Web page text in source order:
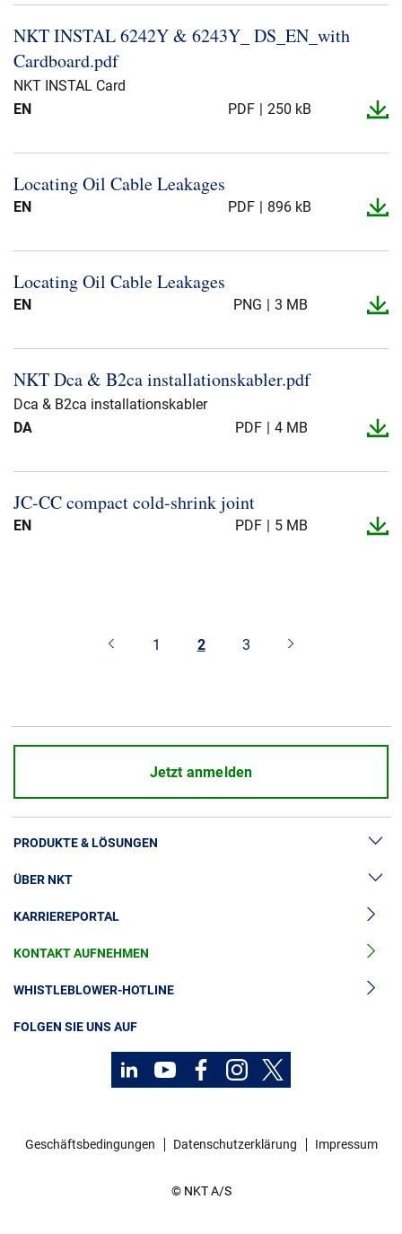
NKT INSTAL 6242Y & 6243Y_​ DS_​EN_​with
Cardboard.​pdf
NKT INSTAL Card
EN
PDF 250 kB
Locating Oil Cable Leakages
EN PDF 896 kB
Locating Oil Cable Leakages
EN PNG 3 MB
NKT Dca & B2ca installationskabler.​pdf
Dca & B2ca installationskabler
DA
PDF 4 MB
JC-​CC compact cold-​shrink joint
EN PDF 5 MB
1 2 3
Jetzt anmelden
PRODUKTE & LÖSUNGEN
Hochspannung
Kabelgarnituren
Mittelspannungskabel
Niederspannungskabel
ÜBER NKT
News & Presse
Unsere Geschichte
Investoren
Nachhaltigkeit
KARRIEREPORTAL
KONTAKT AUFNEHMEN
WHISTLEBLOWER-HOTLINE
FOLGEN SIE UNS AUF
© NKT A/S
Geschäftsbedingungen Datenschutzerklärung Impressum